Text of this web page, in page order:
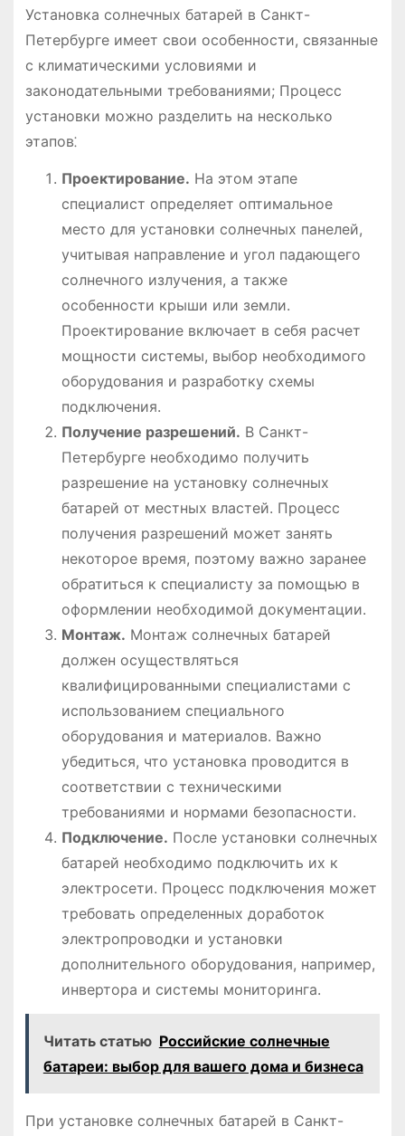
Установка солнечных батарей в Санкт-
Петербурге имеет свои особенности, связанные
с климатическими условиями и
законодательными требованиями; Процесс
установки можно разделить на несколько
этапов⁚
Проектирование. На этом этапе
специалист определяет оптимальное
место для установки солнечных панелей,
учитывая направление и угол падающего
солнечного излучения, а также
особенности крыши или земли.
Проектирование включает в себя расчет
мощности системы, выбор необходимого
оборудования и разработку схемы
подключения.
Получение разрешений. В Санкт-
Петербурге необходимо получить
разрешение на установку солнечных
батарей от местных властей. Процесс
получения разрешений может занять
некоторое время, поэтому важно заранее
обратиться к специалисту за помощью в
оформлении необходимой документации.
Монтаж. Монтаж солнечных батарей
должен осуществляться
квалифицированными специалистами с
использованием специального
оборудования и материалов. Важно
убедиться, что установка проводится в
соответствии с техническими
требованиями и нормами безопасности.
Подключение. После установки солнечных
батарей необходимо подключить их к
электросети. Процесс подключения может
требовать определенных доработок
электропроводки и установки
дополнительного оборудования, например,
инвертора и системы мониторинга.
Читать статью Российские солнечные
батареи: выбор для вашего дома и бизнеса
При установке солнечных батарей в Санкт-